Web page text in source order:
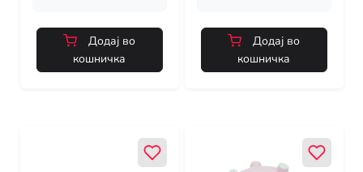
Додај во
кошничка
Додај во
кошничка